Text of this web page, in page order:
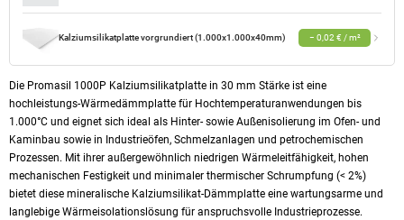
Die Promasil 1000P Kalziumsilikatplatte in 30 mm Stärke ist eine
hochleistungs-Wärmedämmplatte für Hochtemperaturanwendungen bis
1.000°C und eignet sich ideal als Hinter- sowie Außenisolierung im Ofen- und
Kaminbau sowie in Industrieöfen, Schmelzanlagen und petrochemischen
Prozessen. Mit ihrer außergewöhnlich niedrigen Wärmeleitfähigkeit, hohen
mechanischen Festigkeit und minimaler thermischer Schrumpfung (< 2%)
bietet diese mineralische Kalziumsilikat-Dämmplatte eine wartungsarme und
langlebige Wärmeisolationslösung für anspruchsvolle Industrieprozesse.
Kalziumsilikatplatte vorgrundiert (1.000x1.000x40mm) − 0,02 € / m²